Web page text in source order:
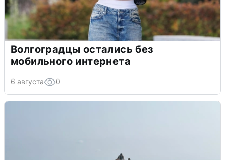
Волгоградцы остались без
мобильного интернета
6 августа 0